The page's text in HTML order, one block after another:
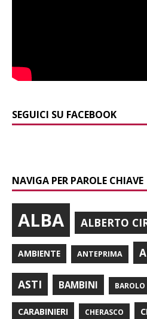
SEGUICI SU FACEBOOK
NAVIGA PER PAROLE CHIAVE
ALBA ALBERTO
AMBIENTE ANTEPRIMA
ASTI BAMBINI BAROLO
CARABINIERI CHERASCO